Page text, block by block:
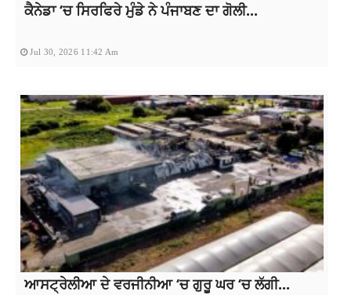
ਕੈਨੇਡਾ ‘ਚ ਸਿਰਫਿਰੇ ਮੁੰਡੇ ਨੇ ਪੰਜਾਬਣ ਦਾ ਗੋਲੀ...
Jul 30, 2026 11:42 Am
ਆਸਟ੍ਰੇਲੀਆ ਦੇ ਵਰਜੀਨੀਆ ‘ਚ ਗੁਰੂ ਘਰ ‘ਚ ਲੱਗੀ...